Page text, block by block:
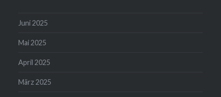
Juni 2025
Mai 2025
April 2025
März 2025